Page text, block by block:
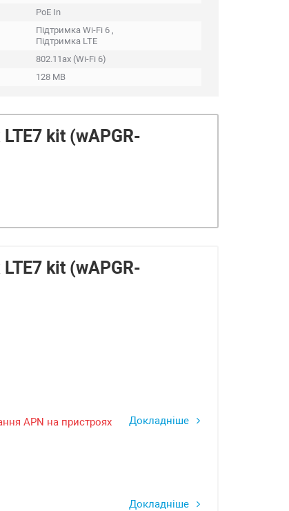
PoE In
Підтримка Wi-Fi 6 ,
Підтримка LTE
802.11ax (Wi-Fi 6)
128 MB
kit (wAPGR-
kit (wAPGR-
Докладніше
APN на пристроях
Докладніше